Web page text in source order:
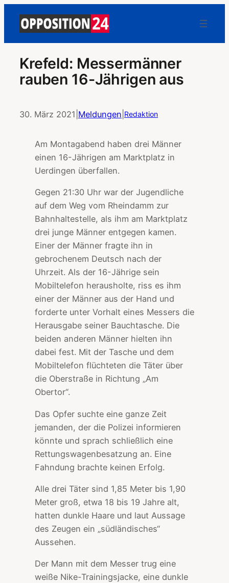
Krefeld: Messermänner
rauben 16-Jährigen aus
30. März 2021 Meldungen Redaktion
Am Montagabend haben drei Männer
einen 16-Jährigen am Marktplatz in
Uerdingen überfallen.
Gegen 21:30 Uhr war der Jugendliche
auf dem Weg vom Rheindamm zur
Bahnhaltestelle, als ihm am Marktplatz
drei junge Männer entgegen kamen.
Einer der Männer fragte ihn in
gebrochenem Deutsch nach der
Uhrzeit. Als der 16-Jährige sein
Mobiltelefon herausholte, riss es ihm
einer der Männer aus der Hand und
forderte unter Vorhalt eines Messers die
Herausgabe seiner Bauchtasche. Die
beiden anderen Männer hielten ihn
dabei fest. Mit der Tasche und dem
Mobiltelefon flüchteten die Täter über
die Oberstraße in Richtung „Am
Obertor“.
Das Opfer suchte eine ganze Zeit
jemanden, der die Polizei informieren
könnte und sprach schließlich eine
Rettungswagenbesatzung an. Eine
Fahndung brachte keinen Erfolg.
Alle drei Täter sind 1,85 Meter bis 1,90
Meter groß, etwa 18 bis 19 Jahre alt,
hatten dunkle Haare und laut Aussage
des Zeugen ein „südländisches“
Aussehen.
Der Mann mit dem Messer trug eine
weiße Nike-Trainingsjacke, eine dunkle